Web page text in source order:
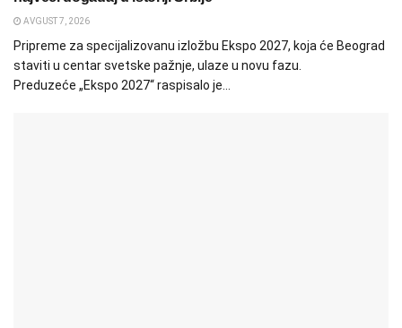
AVGUST 7, 2026
Pripreme za specijalizovanu izložbu Ekspo 2027, koja će Beograd
staviti u centar svetske pažnje, ulaze u novu fazu.
Preduzeće „Ekspo 2027“ raspisalo je...